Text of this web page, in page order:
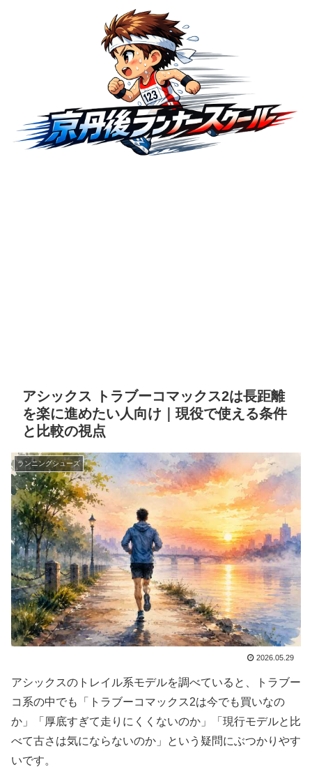
アシックス トラブーコマックス2は長距離
を楽に進めたい人向け｜現役で使える条件
と比較の視点
ランニングシューズ
2026.05.29
アシックスのトレイル系モデルを調べていると、トラブー
コ系の中でも「トラブーコマックス2は今でも買いなの
か」「厚底すぎて走りにくくないのか」「現行モデルと比
べて古さは気にならないのか」という疑問にぶつかりやす
いです。